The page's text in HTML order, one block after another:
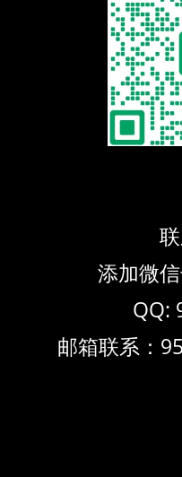
添加微
QQ:
邮箱联系：